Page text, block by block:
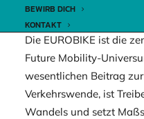
BEWIRB DICH
KONTAKT
Frankfurt.
Die EUROBIKE ist die
Future Mobility-
wesentlichen Beitrag
Verkehrswende, ist
Wandels und setzt